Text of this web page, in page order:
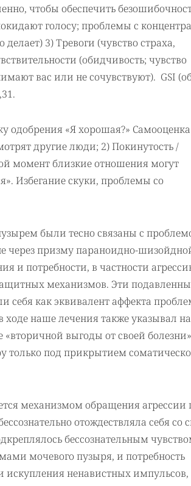
чтобы обеспечить
голосу; проблемы с
3) Тревоги (чувство страха,
(обидчивость; чувство
вас или не сочувствуют). GSI
одобрения «Я хорошая?» Самооценка
другие люди; 2) Покинутость /
момент близкие отношения могут
Избегание скуки, проблемы со
были тесно связаны с
через призму параноидно-
и потребности, в частности
механизмов. Эти
как эквивалент аффекта
наше лечения также указывал на
выгоды от своей болезни»
только под прикрытием
механизмом обращения агрессии
отождествляла себя со
бессознательным
мочевого пузыря, и потребность
искупления ненавистных импульсов,